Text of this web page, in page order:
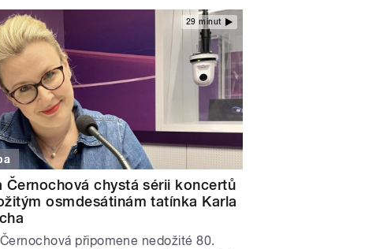
29 minut
Černochová chystá sérii koncertů
osmdesátinám tatínka Karla
připomene nedožité 80.